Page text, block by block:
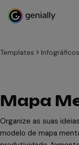
Templates Infográficos
Mapa
Organize as suas
modelo de mapa